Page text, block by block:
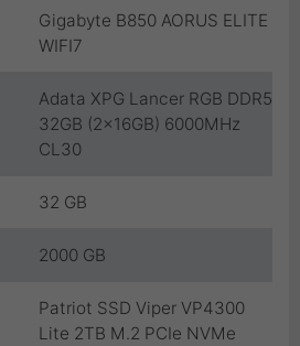
Gigabyte B850 AORUS ELITE
WIFI7
Adata XPG Lancer RGB DDR5
32GB (2x16GB) 6000MHz
CL30
32 GB
2000 GB
Patriot SSD Viper VP4300
Lite 2TB M.2 PCIe NVMe